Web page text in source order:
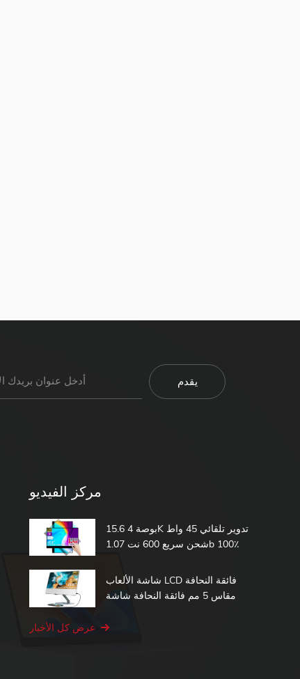
مركز الفيديو
15.6 بوصة 4K تدوير تلقائي 45 واط
شحن سريع 600 نت 1.07b 100٪
باللمس شاشة محمولة
شاشة الألعاب LCD فائقة النحافة
مقاس 5 مم فائقة النحافة شاشة
باللمس المحمولة
عرض كل الأخبار